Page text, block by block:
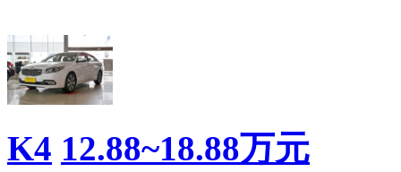
[阜阳市]起亚K4降价1万现车充足欢迎选购
·空间大配置高 最终选择起亚K4 1.6T
·[无锡]起亚K4最高优惠1.1万元! 现车在售
降价促销
K4 12.88~18.88万元